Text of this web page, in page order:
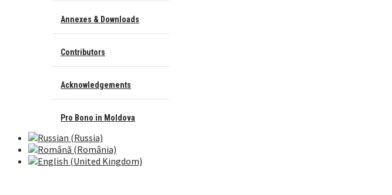
Annexes & Downloads
Contributors
Acknowledgements
Pro Bono in Moldova